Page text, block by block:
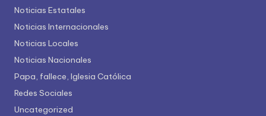
Noticias Estatales
Noticias Internacionales
Noticias Locales
Noticias Nacionales
Papa, fallece, Iglesia Católica
Redes Sociales
Uncategorized